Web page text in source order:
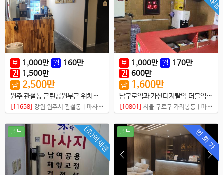
보 1,000만 월 160만
권 1,500만
합 2,500만
원주 관설동 근린공원부근 위치최상 타이샵
[11658] 강원 원주시 관설동 마사지샵
보 1,000만 월 170만
권 600만
합 1,600만
남구로역과 가산디지탈역 더블역세권에 먹자상권 샵매매
[10801] 서울 구로구 가리봉동 마사지샵
(초)역세권
골드 번 화 가
골드